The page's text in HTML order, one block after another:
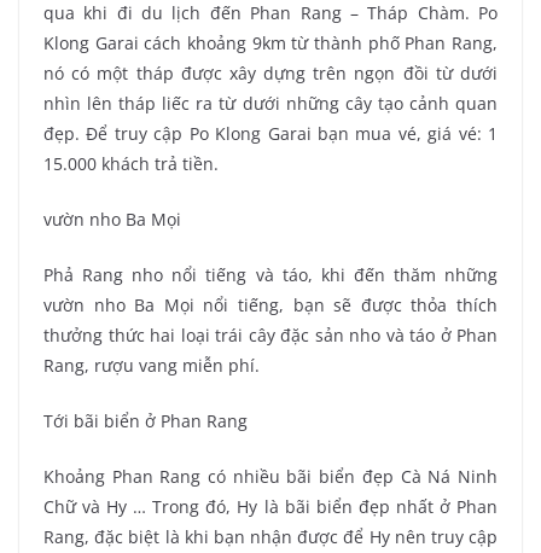
qua khi đi du lịch đến Phan Rang – Tháp Chàm. Po
Klong Garai cách khoảng 9km từ thành phố Phan Rang,
nó có một tháp được xây dựng trên ngọn đồi từ dưới
nhìn lên tháp liếc ra từ dưới những cây tạo cảnh quan
đẹp. Để truy cập Po Klong Garai bạn mua vé, giá vé: 1
15.000 khách trả tiền.
vườn nho Ba Mọi
Phả Rang nho nổi tiếng và táo, khi đến thăm những
vườn nho Ba Mọi nổi tiếng, bạn sẽ được thỏa thích
thưởng thức hai loại trái cây đặc sản nho và táo ở Phan
Rang, rượu vang miễn phí.
Tới bãi biển ở Phan Rang
Khoảng Phan Rang có nhiều bãi biển đẹp Cà Ná Ninh
Chữ và Hy … Trong đó, Hy là bãi biển đẹp nhất ở Phan
Rang, đặc biệt là khi bạn nhận được để Hy nên truy cập